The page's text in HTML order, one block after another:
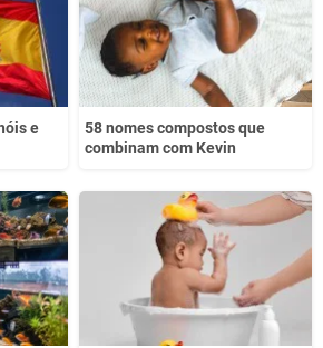
e
58 nomes compostos que
combinam com Kevin